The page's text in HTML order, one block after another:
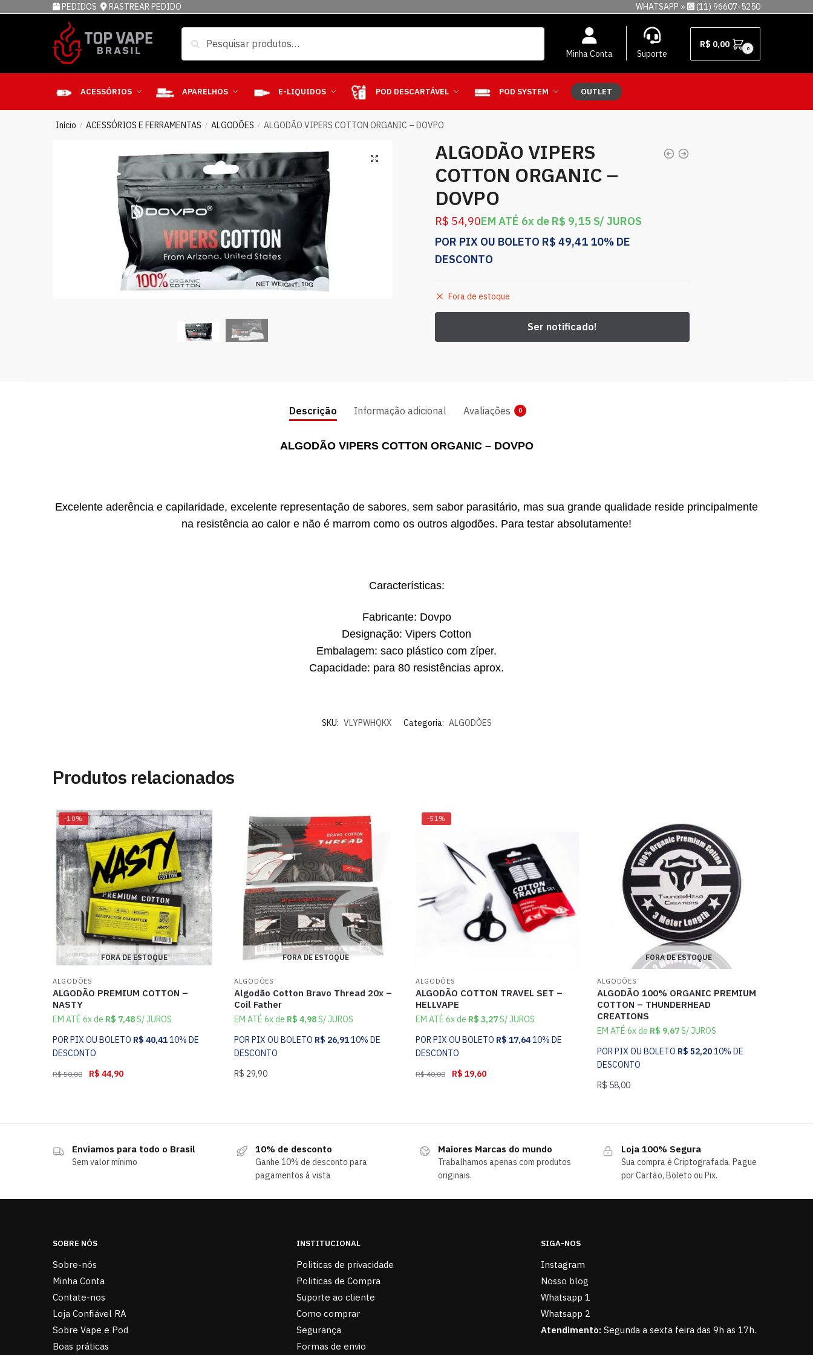
PEDIDOS RASTREAR PEDIDO WHATSAPP » (11) 96607-5250
Minha Conta Suporte
R$ 0,00 0
ACESSÓRIOS APARELHOS E-LIQUIDOS POD DESCARTÁVEL POD SYSTEM OUTLET
Início / ACESSÓRIOS E FERRAMENTAS / ALGODÕES / ALGODÃO VIPERS COTTON ORGANIC – DOVPO
ALGODÃO VIPERS
COTTON ORGANIC –
DOVPO
R$ 54,90EM ATÉ 6x de R$ 9,15 S/ JUROS
POR PIX OU BOLETO R$ 49,41 10% DE
DESCONTO
Fora de estoque
Descrição Informação adicional Avaliações 0
ALGODÃO VIPERS COTTON ORGANIC – DOVPO
Excelente aderência e capilaridade, excelente representação de sabores, sem sabor parasitário, mas sua grande qualidade reside principalmente
na resistência ao calor e não é marrom como os outros algodões. Para testar absolutamente!
Características:
Fabricante: Dovpo
Designação: Vipers Cotton
Embalagem: saco plástico com zíper.
Capacidade: para 80 resistências aprox.
SKU: VLYPWHQKX Categoria: ALGODÕES
Produtos relacionados
-10%
FORA DE ESTOQUE
ALGODÕES
ALGODÃO PREMIUM COTTON –
NASTY
EM ATÉ 6x de R$ 7,48S/ JUROS
POR PIX OU BOLETO R$ 40,4110% DE
DESCONTO
R$50,00 R$ 44,90
FORA DE ESTOQUE
ALGODÕES
Algodão Cotton Bravo Thread 20x –
Coil Father
EM ATÉ 6x de R$ 4,98S/ JUROS
POR PIX OU BOLETO R$ 26,9110% DE
DESCONTO
R$ 29,90
-51%
ALGODÕES
ALGODÃO COTTON TRAVEL SET –
HELLVAPE
EM ATÉ 6x de R$ 3,27S/ JUROS
POR PIX OU BOLETO R$ 17,6410% DE
DESCONTO
R$40,00 R$ 19,60
FORA DE ESTOQUE
ALGODÕES
ALGODÃO 100% ORGANIC PREMIUM
COTTON – THUNDERHEAD
CREATIONS
EM ATÉ 6x de R$ 9,67S/ JUROS
POR PIX OU BOLETO R$ 52,2010% DE
DESCONTO
R$ 58,00
Enviamos para todo o Brasil
Sem valor mínimo
10% de desconto
Ganhe 10% de desconto para
pagamentos á vista
Maiores Marcas do mundo
Trabalhamos apenas com produtos
originais.
Loja 100% Segura
Sua compra é Criptografada. Pague
por Cartão, Boleto ou Pix.
SOBRE NÓS
Sobre-nós
Minha Conta
Contate-nos
Loja Confiável RA
Sobre Vape e Pod
Boas práticas
INSTITUCIONAL
Politicas de privacidade
Politicas de Compra
Suporte ao cliente
Como comprar
Segurança
Formas de envio
SIGA-NOS
Instagram
Nosso blog
Whatsapp 1
Whatsapp 2
Atendimento: Segunda a sexta feira das 9h as 17h.